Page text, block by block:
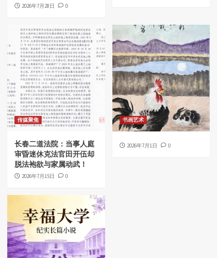
2026年7月28日 0
传媒聚焦
长春二道法院：当事人庭
审昏迷休克法官田开伍却
脱法袍欲与家属动武！
2026年7月15日 0
书画艺术
2026年7月1日 0